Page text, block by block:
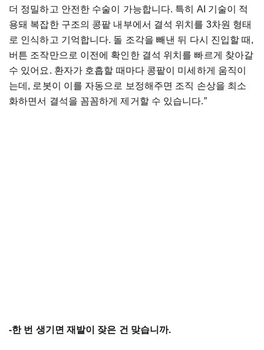
더 정밀하고 안전한 수술이 가능합니다. 특히 AI 기술이 적
용돼 복잡한 구조의 콩팥 내부에서 결석 위치를 3차원 형태
로 인식하고 기억합니다. 돌 조각을 빼낸 뒤 다시 진입할 때,
버튼 조작만으로 이전에 확인한 결석 위치를 빠르게 찾아갈
수 있어요. 환자가 호흡할 때마다 콩팥이 미세하게 움직이
는데, 로봇이 이를 자동으로 보정해주면 조직 손상을 최소
화하면서 결석을 꼼꼼하게 제거할 수 있습니다.”
-한 번 생기면 재발이 잦은 건 맞습니까.